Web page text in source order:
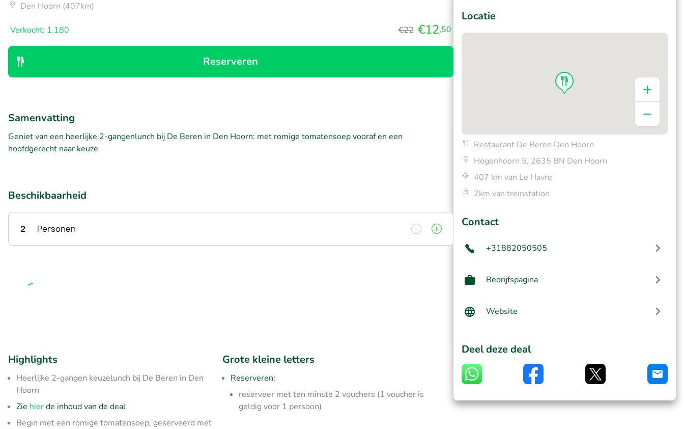
Den Hoorn (407km)
Verkocht: 1.180 €22 €12,50
Reserveren
Samenvatting
Geniet van een heerlijke 2-gangenlunch bij De Beren in Den Hoorn: met romige tomatensoep vooraf en een
hoofdgerecht naar keuze
Beschikbaarheid
2 Personen
Highlights
Heerlijke 2-gangen keuzelunch bij De Beren in Den
Hoorn
Zie hierde inhoud van de deal
Begin met een romige tomatensoep, geserveerd met
Grote kleine letters
Reserveren:
reserveer met ten minste 2 vouchers (1 voucher is
geldig voor 1 persoon)
Locatie
Restaurant De Beren Den Hoorn
Hogenhoorn 5, 2635 BN Den Hoorn
407 km van Le Havre
2km van treinstation
Contact
+31882050505
Bedrijfspagina
Website
Deel deze deal